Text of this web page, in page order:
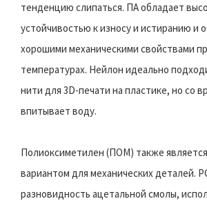
тенденцию слипаться. ПА обладает
устойчивостью к износу и истиранию и
хорошими механическими свойствами
температурах. Нейлон идеально
нити для 3D-печати на пластике, но со
впитывает воду.
Полиоксиметилен (ПОМ) также
вариантом для механических деталей.
разновидность ацетальной смолы,